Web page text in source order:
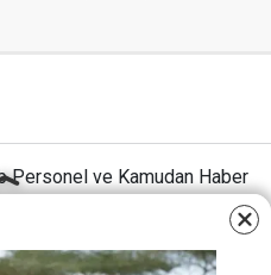
Personel ve Kamudan Haber